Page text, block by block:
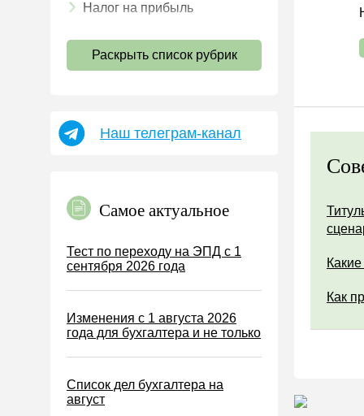
Налог на прибыль
Страховые взносы 2026
УСН
Земельный налог
Налог на рекламу
Торговый сбор
Туристический налог
Водный налог
Раскрыть список рубрик
Наш телеграм-канал
Самое актуальное
Тест по переходу на ЭПД с 1
сентября 2026 года
Изменения с 1 августа 2026
года для бухгалтера и не только
Список дел бухгалтера на
август
Как